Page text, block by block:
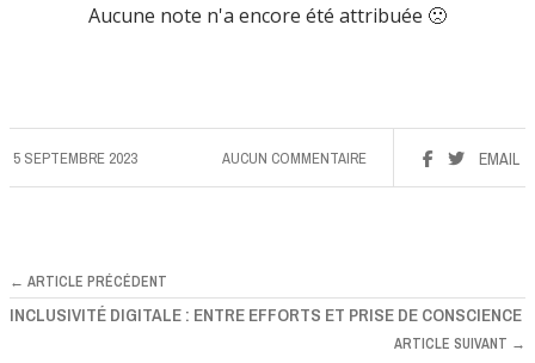
Aucune note n'a encore été attribuée 🙁
5 SEPTEMBRE 2023 EMAIL
AUCUN COMMENTAIRE
← ARTICLE PRÉCÉDENT
INCLUSIVITÉ DIGITALE : ENTRE EFFORTS ET PRISE DE CONSCIENCE
ARTICLE SUIVANT →